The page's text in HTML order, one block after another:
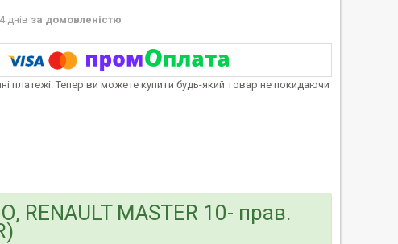
днів за домовленістю
платежі. Тепер ви можете купити будь-який товар не покидаючи
RENAULT MASTER 10- прав.